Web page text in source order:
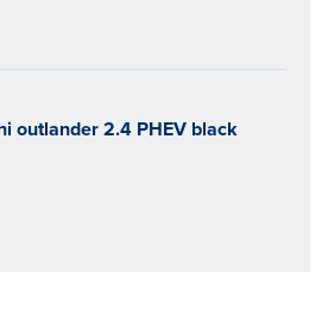
outlander 2.4 PHEV black